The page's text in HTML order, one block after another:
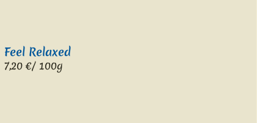
Feel Relaxed
7,20 €/ 100g